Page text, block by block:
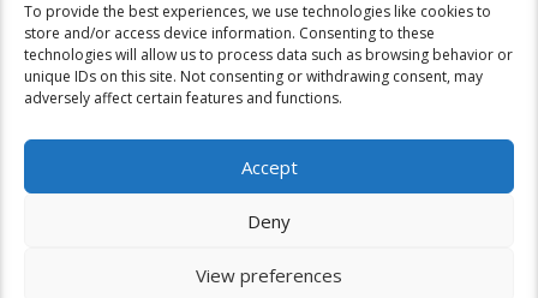
To provide the best experiences, we use technologies like cookies to
store and/or access device information. Consenting to these
technologies will allow us to process data such as browsing behavior or
unique IDs on this site. Not consenting or withdrawing consent, may
adversely affect certain features and functions.
Accept
Deny
View preferences
Copyright 2023 Locotone ArtworxX